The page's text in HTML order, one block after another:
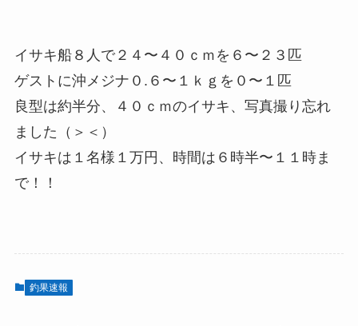
イサキ船８人で２４〜４０ｃｍを６〜２３匹
ゲストに沖メジナ０.６〜１ｋｇを０〜１匹
良型は約半分、４０ｃｍのイサキ、写真撮り忘れ
ました（＞＜）
イサキは１名様１万円、時間は６時半〜１１時ま
で！！
釣果速報